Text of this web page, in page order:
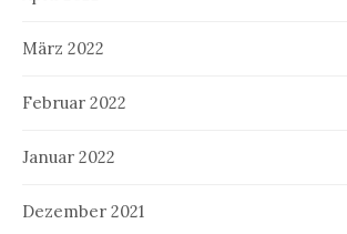
März 2022
Februar 2022
Januar 2022
Dezember 2021